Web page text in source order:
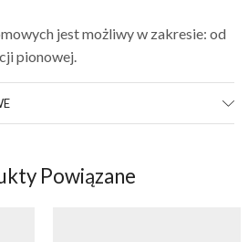
jest możliwy w zakresie: od
pionowej.
Powiązane